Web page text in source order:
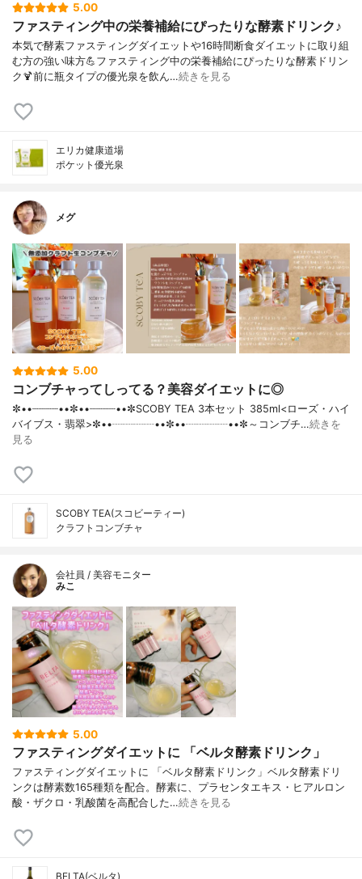
5.00
ファスティング中の栄養補給にぴったりな酵素ドリンク♪
本気で酵素ファスティングダイエットや16時間断食ダイエットに取り組
む方の強い味方💪ファスティング中の栄養補給にぴったりな酵素ドリン
ク🍹前に瓶タイプの優光泉を飲ん…続きを見る
エリカ健康道場
ポケット優光泉
メグ
5.00
コンブチャってしってる？美容ダイエットに◎
✼••┈┈┈┈••✼••┈┈┈┈••✼SCOBY TEA 3本セット 385ml<ローズ・ハイ
バイブス・翡翠>✼••┈┈┈┈••✼••┈┈┈┈••✼～コンブチ…続きを
見る
SCOBY TEA(スコビーティー)
クラフトコンブチャ
会社員 / 美容モニター
みこ
5.00
ファスティングダイエットに 「ベルタ酵素ドリンク」
ファスティングダイエットに 「ベルタ酵素ドリンク」ベルタ酵素ドリ
ンクは酵素数165種類を配合。酵素に、プラセンタエキス・ヒアルロン
酸・ザクロ・乳酸菌を高配合した…続きを見る
BELTA(ベルタ)